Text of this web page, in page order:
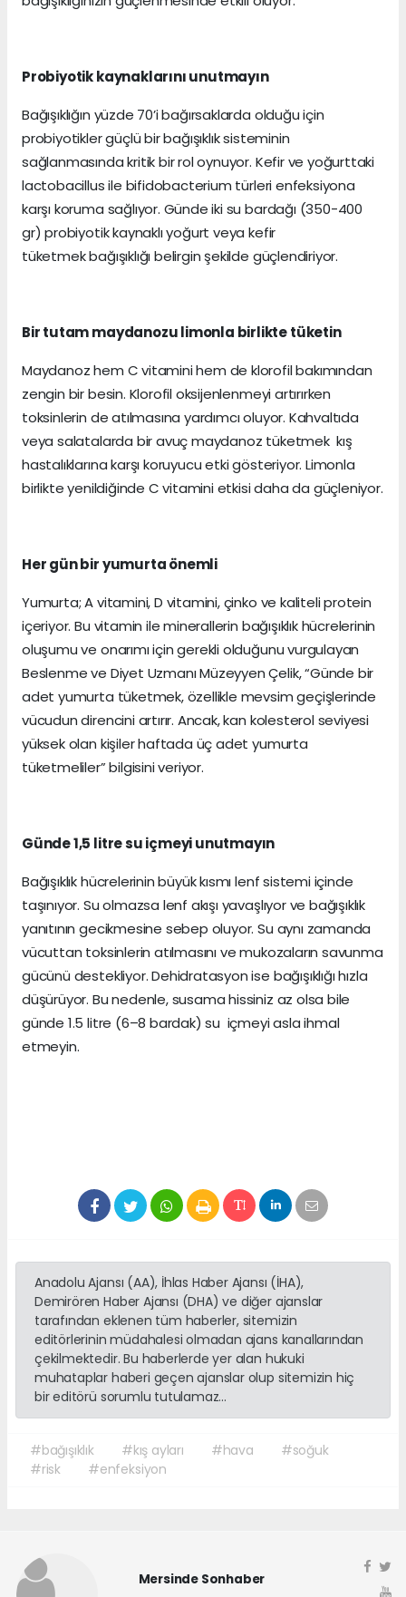
Probiyotik kaynaklarını unutmayın
Bağışıklığın yüzde 70’i bağırsaklarda olduğu için
probiyotikler güçlü bir bağışıklık sisteminin
sağlanmasında kritik bir rol oynuyor. Kefir ve yoğurttaki
lactobacillus ile bifidobacterium türleri enfeksiyona
karşı koruma sağlıyor. Günde iki su bardağı (350-400
gr) probiyotik kaynaklı yoğurt veya kefir
tüketmek bağışıklığı belirgin şekilde güçlendiriyor.
Bir tutam maydanozu limonla birlikte tüketin
Maydanoz hem C vitamini hem de klorofil bakımından
zengin bir besin. Klorofil oksijenlenmeyi artırırken
toksinlerin de atılmasına yardımcı oluyor. Kahvaltıda
veya salatalarda bir avuç maydanoz tüketmek kış
hastalıklarına karşı koruyucu etki gösteriyor. Limonla
birlikte yenildiğinde C vitamini etkisi daha da güçleniyor.
Her gün bir yumurta önemli
Yumurta; A vitamini, D vitamini, çinko ve kaliteli protein
içeriyor. Bu vitamin ile minerallerin bağışıklık hücrelerinin
oluşumu ve onarımı için gerekli olduğunu vurgulayan
Beslenme ve Diyet Uzmanı Müzeyyen Çelik, “Günde bir
adet yumurta tüketmek, özellikle mevsim geçişlerinde
vücudun direncini artırır. Ancak, kan kolesterol seviyesi
yüksek olan kişiler haftada üç adet yumurta
tüketmeliler” bilgisini veriyor.
Günde 1,5 litre su içmeyi unutmayın
Bağışıklık hücrelerinin büyük kısmı lenf sistemi içinde
taşınıyor. Su olmazsa lenf akışı yavaşlıyor ve bağışıklık
yanıtının gecikmesine sebep oluyor. Su aynı zamanda
vücuttan toksinlerin atılmasını ve mukozaların savunma
gücünü destekliyor. Dehidratasyon ise bağışıklığı hızla
düşürüyor. Bu nedenle, susama hissiniz az olsa bile
günde 1.5 litre (6–8 bardak) su içmeyi asla ihmal
etmeyin.
Anadolu Ajansı (AA), İhlas Haber Ajansı (İHA),
Demirören Haber Ajansı (DHA) ve diğer ajanslar
tarafından eklenen tüm haberler, sitemizin
editörlerinin müdahalesi olmadan ajans kanallarından
çekilmektedir. Bu haberlerde yer alan hukuki
muhataplar haberi geçen ajanslar olup sitemizin hiç
bir editörü sorumlu tutulamaz...
#bağışıklık #kış ayları #hava
#soğuk
#risk
#enfeksiyon
Mersinde Sonhaber